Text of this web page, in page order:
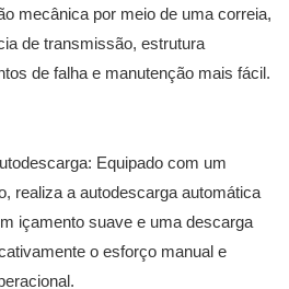
mecânica por meio de uma correia,
de transmissão, estrutura
de falha e manutenção mais fácil.
Equipado com um
realiza a autodescarga automática
içamento suave e uma descarga
o esforço manual e